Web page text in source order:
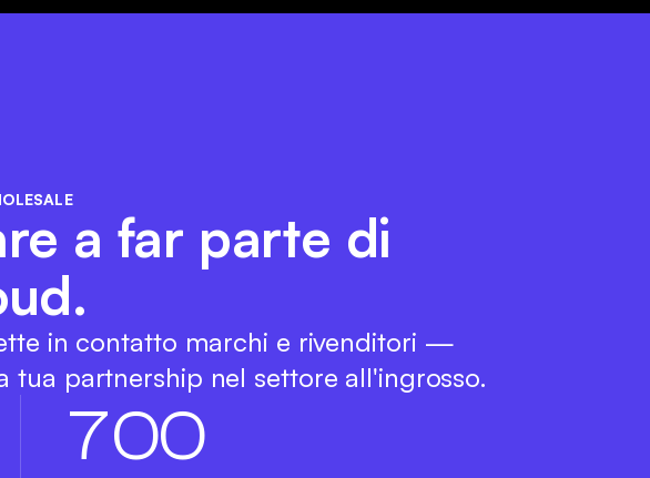
a far parte di
in contatto marchi e rivenditori —
partnership nel settore all'ingrosso.
700